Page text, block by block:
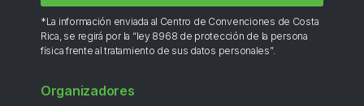
*La información enviada al Centro de Convenciones de Costa
Rica, se regirá por la “ley 8968 de protección de la persona
física frente al tratamiento de sus datos personales”.
Organizadores